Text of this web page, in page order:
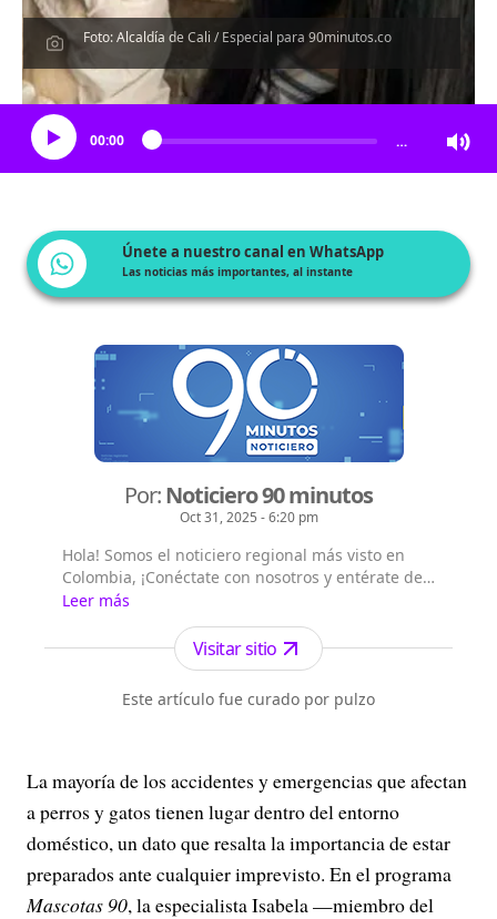
Foto: Alcaldía de Cali / Especial para 90minutos.co
Escucha el artículo
00:00 …
Únete a nuestro canal en WhatsApp
Las noticias más importantes, al instante
Por:Noticiero 90 minutos
Oct 31, 2025 - 6:20 pm
Hola! Somos el noticiero regional más visto en
Colombia, ¡Conéctate con nosotros y entérate de
las noticias del suroccidente colombiano!,
Emisión digital en vivo a las 8 a.m. por todos
nuestros canales digitales, Emisión central a la
1:00 p.m. por el canal Telepacífico y nuestros
canales digitales.
Leer más
Visitar sitio
Este artículo fue curado por pulzo
La mayoría de los accidentes y emergencias que afectan
a perros y gatos tienen lugar dentro del entorno
doméstico, un dato que resalta la importancia de estar
preparados ante cualquier imprevisto. En el programa
Mascotas 90, la especialista Isabela —miembro del